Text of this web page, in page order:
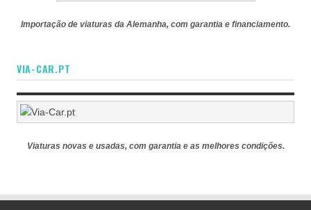
Importação de viaturas da Alemanha, com garantia e financiamento.
VIA-CAR.PT
Viaturas novas e usadas, com garantia e as melhores condições.